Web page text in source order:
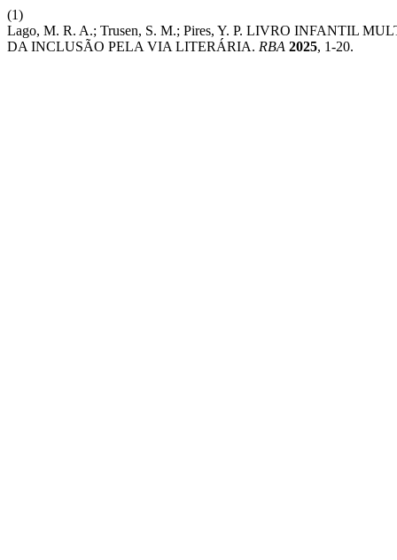
(1)
Lago, M. R. A.; Trusen, S. M.; Pires, Y. P. LIVRO INFANTIL
DA INCLUSÃO PELA VIA LITERÁRIA. RBA 2025, 1-20.